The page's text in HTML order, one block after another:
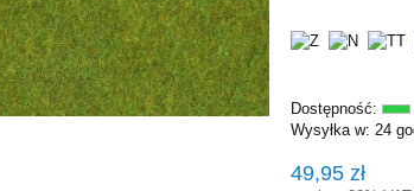
Dostępność:
Wysyłka w: 24
49,95 zł